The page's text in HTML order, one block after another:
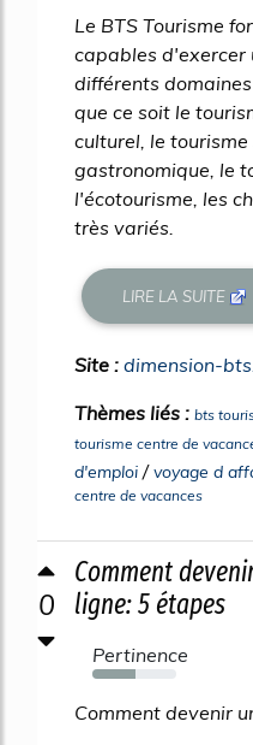
Le BTS Tourisme
capables d'exercer
différents
que ce soit le
culturel, le
gastronomique, le
l'écotourisme, les
très variés.
LIRE LA SUITE
Site : dimension-
Thèmes liés : bts
tourisme centre de
d'emploi /voyage d
centre de vacances
0
Comment
ligne: 5 étapes
Pertinence
52%
Comment devenir